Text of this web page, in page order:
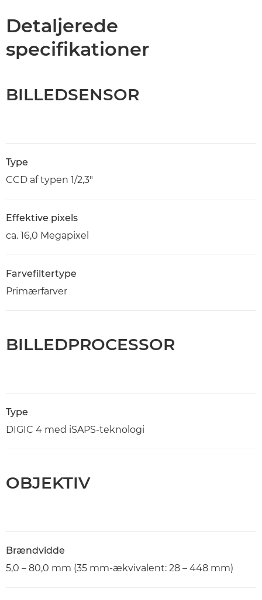
Detaljerede
specifikationer
BILLEDSENSOR
Type
CCD af typen 1/2,3"
Effektive pixels
ca. 16,0 Megapixel
Farvefiltertype
Primærfarver
BILLEDPROCESSOR
Type
DIGIC 4 med iSAPS-teknologi
OBJEKTIV
Brændvidde
5,0 – 80,0 mm (35 mm-ækvivalent: 28 – 448 mm)